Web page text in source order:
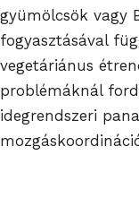
gyümölcsök vagy
fogyasztásával
vegetáriánus
problémáknál
idegrendszeri